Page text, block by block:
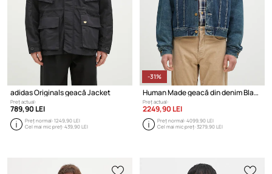
adidas Originals geacă Jacket
Preț actual:
789,90 LEI
Preț normal:1249,90 LEI
Cel mai mic preț:439,90 LEI
-31%
Human Made geacă din denim Blanket Lined Denim Work Jacket
Preț actual:
2249,90 LEI
Preț normal:4099,90 LEI
Cel mai mic preț:3279,90 LEI